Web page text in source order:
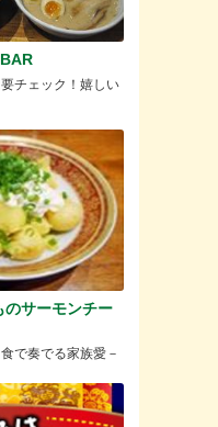
チェック！嬉しい
のサーモンチー
で奏でる家族愛－